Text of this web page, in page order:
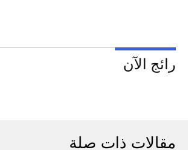
رائج الآن
مقالات ذات صلة